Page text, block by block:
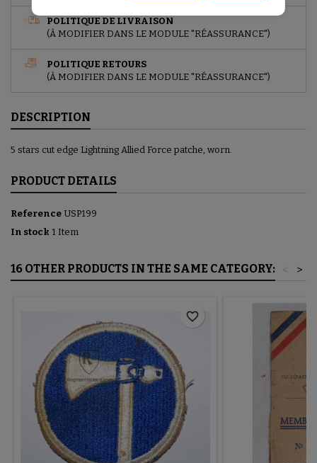
POLITIQUE DE LIVRAISON
(À MODIFIER DANS LE MODULE "RÉASSURANCE")
POLITIQUE RETOURS
(À MODIFIER DANS LE MODULE "RÉASSURANCE")
DESCRIPTION
5 stars cut edge Lightning Allied Force patche, worn.
PRODUCT DETAILS
Reference USP199
In stock 1 Item
16 OTHER PRODUCTS IN THE SAME CATEGORY: >
<
favorite_border